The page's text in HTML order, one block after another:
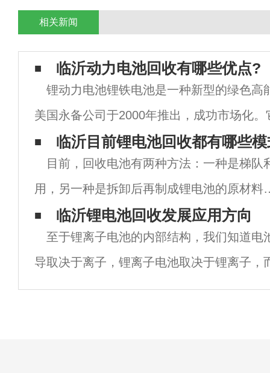
相关新闻
临沂动力电池回收​有哪些优点?
锂动力电池锂铁电池是一种新型的绿色高
美国永备公司于2000年推出，成功市场化
的高能大功率电源的电子设备和电动玩具方
越的性能.在中等放电电流以上时，锂电池的
临沂目前锂电池回收都有哪些
目前，回收电池有两种方法：一种是梯队
用，另一种是拆卸后再制成锂电池的原材料
在激励措施方面，国家将支持当前资本渠道
技术研发和设备进口，鼓励公司不断提高技
实力，节约能源，保护环境。在技术研发方
面，
临沂锂电池回收发展应用方向
至于锂离子电池的内部结构，我们知道电
导取决于离子，锂离子电池取决于锂离子，
部。绝大多数锂离子电池的正负極材料都是